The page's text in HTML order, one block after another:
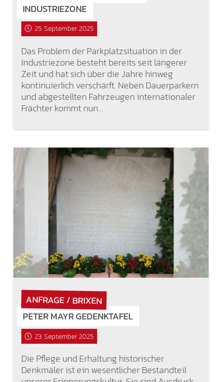
INDUSTRIEZONE
25. September 2025
Das Problem der Parkplatzsituation in der
Industriezone besteht bereits seit längerer
Zeit und hat sich über die Jahre hinweg
kontinuierlich verschärft. Neben Dauerparkern
und abgestellten Fahrzeugen internationaler
Frächter kommt nun…
ANFRAGE / BRIXEN
PETER MAYR GEDENKTAFEL
23. September 2025
Die Pflege und Erhaltung historischer
Denkmäler ist ein wesentlicher Bestandteil